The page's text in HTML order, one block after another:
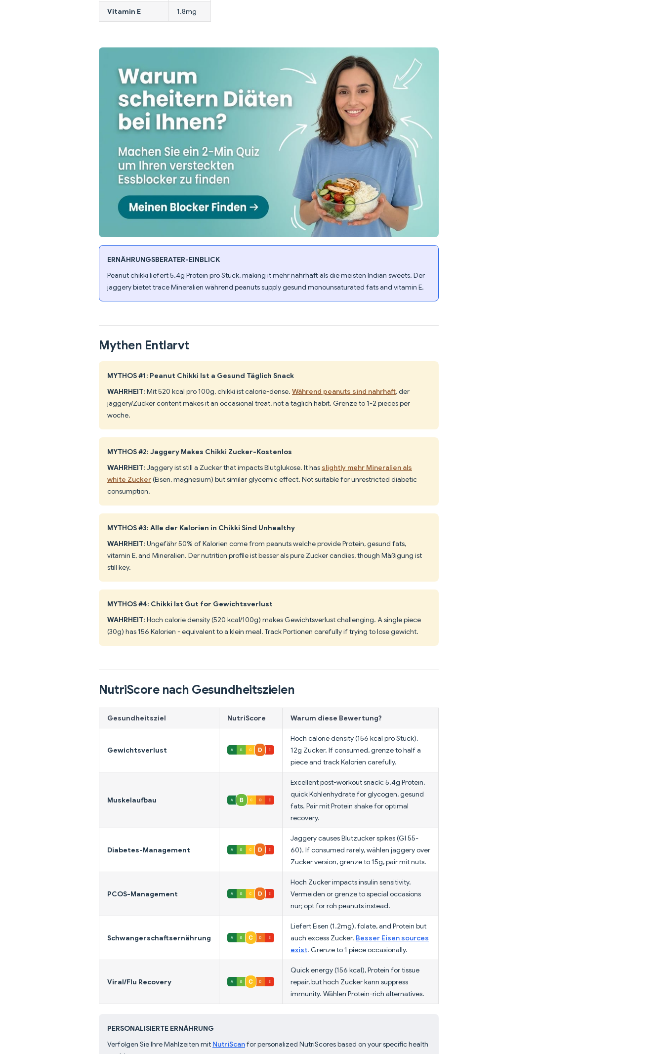
Vitamin E 1.8mg
ERNÄHRUNGSBERATER-EINBLICK
Peanut chikki liefert 5.4g Protein pro Stück, making it mehr nahrhaft als die meisten Indian sweets. Der
jaggery bietet trace Mineralien während peanuts supply gesund monounsaturated fats and vitamin E.
Mythen Entlarvt
MYTHOS #1: Peanut Chikki Ist a Gesund Täglich Snack
WAHRHEIT: Mit 520 kcal pro 100g, chikki ist calorie-dense. Während peanuts sind nahrhaft, der
jaggery/Zucker content makes it an occasional treat, not a täglich habit. Grenze to 1-2 pieces per
woche.
MYTHOS #2: Jaggery Makes Chikki Zucker-Kostenlos
WAHRHEIT: Jaggery ist still a Zucker that impacts Blutglukose. It has slightly mehr Mineralien als
white Zucker(Eisen, magnesium) but similar glycemic effect. Not suitable for unrestricted diabetic
consumption.
MYTHOS #3: Alle der Kalorien in Chikki Sind Unhealthy
WAHRHEIT: Ungefähr 50% of Kalorien come from peanuts welche provide Protein, gesund fats,
vitamin E, and Mineralien. Der nutrition profile ist besser als pure Zucker candies, though Mäßigung ist
still key.
MYTHOS #4: Chikki Ist Gut for Gewichtsverlust
WAHRHEIT: Hoch calorie density (520 kcal/100g) makes Gewichtsverlust challenging. A single piece
(30g) has 156 Kalorien - equivalent to a klein meal. Track Portionen carefully if trying to lose gewicht.
NutriScore nach Gesundheitszielen
Gesundheitsziel NutriScore Warum diese Bewertung?
Gewichtsverlust
Hoch calorie density (156 kcal pro Stück),
12g Zucker. If consumed, grenze to half a
piece and track Kalorien carefully.
Muskelaufbau
Excellent post-workout snack: 5.4g Protein,
quick Kohlenhydrate for glycogen, gesund
fats. Pair mit Protein shake for optimal
recovery.
Diabetes-Management
Jaggery causes Blutzucker spikes (GI 55-
60). If consumed rarely, wählen jaggery over
Zucker version, grenze to 15g, pair mit nuts.
PCOS-Management
Hoch Zucker impacts insulin sensitivity.
Vermeiden or grenze to special occasions
nur; opt for roh peanuts instead.
Schwangerschaftsernährung
Liefert Eisen (1.2mg), folate, and Protein but
auch excess Zucker. Besser Eisen sources
exist. Grenze to 1 piece occasionally.
Viral/Flu Recovery
Quick energy (156 kcal), Protein for tissue
repair, but hoch Zucker kann suppress
immunity. Wählen Protein-rich alternatives.
PERSONALISIERTE ERNÄHRUNG
Verfolgen Sie Ihre Mahlzeiten mit NutriScanfor personalized NutriScores based on your specific health